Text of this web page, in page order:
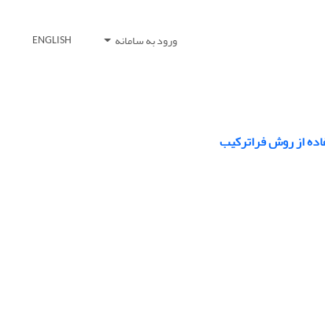
ورود به سامانه ENGLISH
از روش فراترکیب